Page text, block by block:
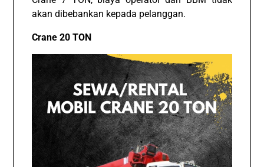
akan dibebankan kepada pelanggan.
Crane 20 TON